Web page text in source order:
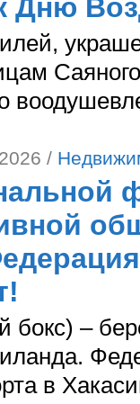
Дню
/
бокс) –
в